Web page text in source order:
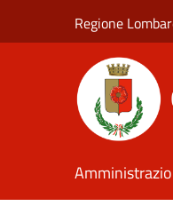
Regione